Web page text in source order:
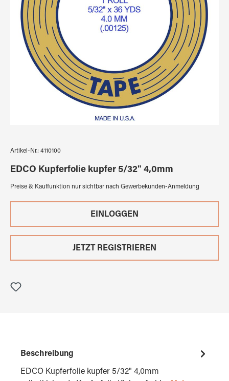
Artikel-Nr.: 4110100
EDCO Kupferfolie kupfer 5/32" 4,0mm
Preise & Kauffunktion nur sichtbar nach Gewerbekunden-Anmeldung
EINLOGGEN
JETZT REGISTRIEREN
Beschreibung
EDCO Kupferfolie kupfer 5/32" 4,0mm